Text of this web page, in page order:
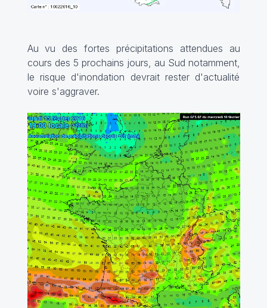
Au vu des fortes précipitations attendues au
cours des 5 prochains jours, au Sud notamment,
le risque d'inondation devrait rester d'actualité
voire s'aggraver.